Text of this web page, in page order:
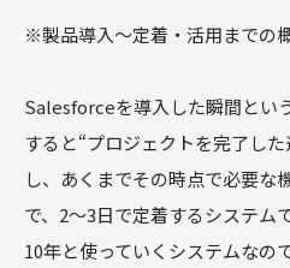
※製品導入～定着・活用までの
Salesforceを導入した瞬間とい
すると“プロジェクトを完了し
し、あくまでその時点で必要な
で、2～3日で定着するシステム
10年と使っていくシステムなの